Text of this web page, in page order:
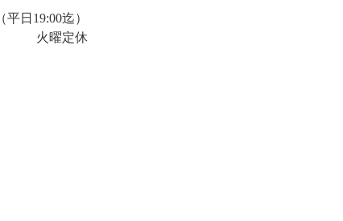
（平日19:00迄）
火曜定休